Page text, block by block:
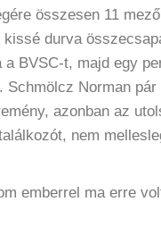
összesen 11
durva
BVSC-t, majd egy
Norman
azonban az
nem
emberrel ma erre